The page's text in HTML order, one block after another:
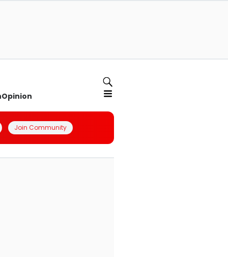
Opinion
Join Community